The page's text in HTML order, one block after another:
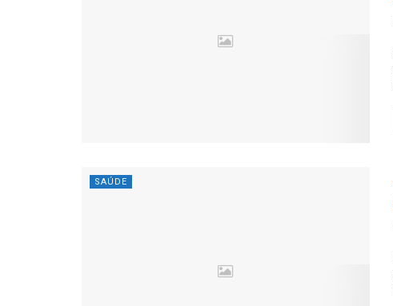
SAÚDE